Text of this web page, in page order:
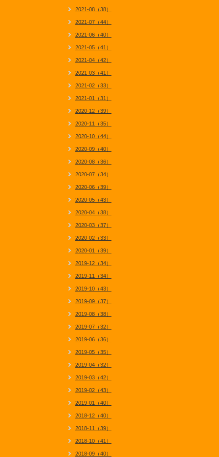
2021-08（38）
2021-07（44）
2021-06（40）
2021-05（41）
2021-04（42）
2021-03（41）
2021-02（33）
2021-01（31）
2020-12（39）
2020-11（35）
2020-10（44）
2020-09（40）
2020-08（36）
2020-07（34）
2020-06（39）
2020-05（43）
2020-04（38）
2020-03（37）
2020-02（33）
2020-01（39）
2019-12（34）
2019-11（34）
2019-10（43）
2019-09（37）
2019-08（38）
2019-07（32）
2019-06（36）
2019-05（35）
2019-04（32）
2019-03（42）
2019-02（43）
2019-01（40）
2018-12（40）
2018-11（39）
2018-10（41）
2018-09（40）